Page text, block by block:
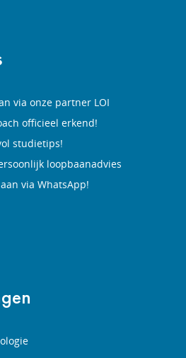
via onze partner LOI
officieel erkend!
studietips!
loopbaanadvies
via WhatsApp!